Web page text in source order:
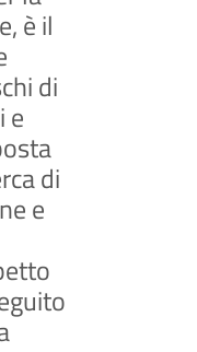
è il
di
e
di
e